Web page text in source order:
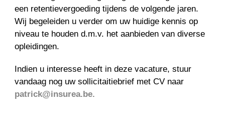
een retentievergoeding tijdens de volgende jaren.
Wij begeleiden u verder om uw huidige kennis op
niveau te houden d.m.v. het aanbieden van diverse
opleidingen.
Indien u interesse heeft in deze vacature, stuur
vandaag nog uw sollicitaitiebrief met CV naar
patrick@insurea.be.